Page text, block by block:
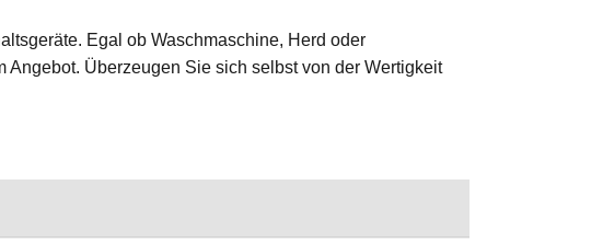
Egal ob Waschmaschine, Herd oder
Überzeugen Sie sich selbst von der Wertigkeit